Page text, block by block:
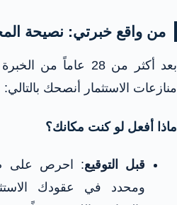
من واقع خبرتي: نصيحة
بعد أكثر من 28 عاماً
منازعات الاستثمار أنصحك بالتالي:
ماذا أفعل لو كنت مكانك؟
قبل التوقيع: احرص على
ومحدد في عقودك